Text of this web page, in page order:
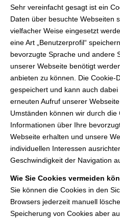
Sehr vereinfacht gesagt ist ein
Daten über besuchte Webseiten
vielfacher Weise eingesetzt
eine Art „Benutzerprofil“
bevorzugte Sprache und andere
unserer Webseite benötigt
anbieten zu können. Die Cookie-
gespeichert und kann auch
erneuten Aufruf unserer
Umständen können wir durch die
Informationen über Ihre
Webseite erhalten und unsere
individuellen Interessen
Geschwindigkeit der Navigation
Wie Sie Cookies vermeiden
Sie können die Cookies in den
Browsers jederzeit manuell
Speicherung von Cookies aber